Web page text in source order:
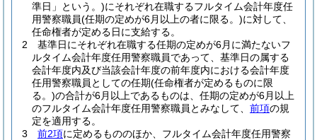
準日」という。)にそれぞれ在職するフルタイム会計年度任
用警察職員(任期の定めが6月以上の者に限る。)に対して、
任命権者が定める日に支給する。
2
基準日にそれぞれ在職する任期の定めが6月に満たないフ
ルタイム会計年度任用警察職員であって、基準日の属する
会計年度内及び当該会計年度の前年度内における会計年度
任用警察職員としての任期(任命権者が定めるものに限
る。)の合計が6月以上であるものは、任期の定めが6月以上
のフルタイム会計年度任用警察職員とみなして、 前項の規
定を適用する。
3
前2項に定めるもののほか、フルタイム会計年度任用警察